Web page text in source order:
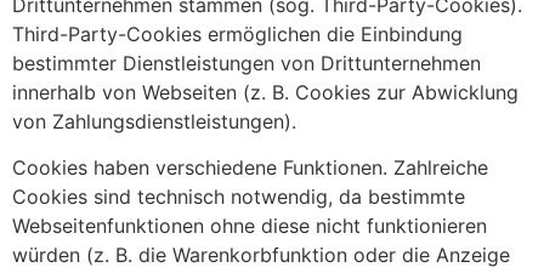
Third-Party-Cookies ermöglichen die Einbindung
bestimmter Dienstleistungen von Drittunternehmen
innerhalb von Webseiten (z. B. Cookies zur Abwicklung
von Zahlungsdienstleistungen).
Cookies haben verschiedene Funktionen. Zahlreiche
Cookies sind technisch notwendig, da bestimmte
Webseitenfunktionen ohne diese nicht funktionieren
würden (z. B. die Warenkorbfunktion oder die Anzeige